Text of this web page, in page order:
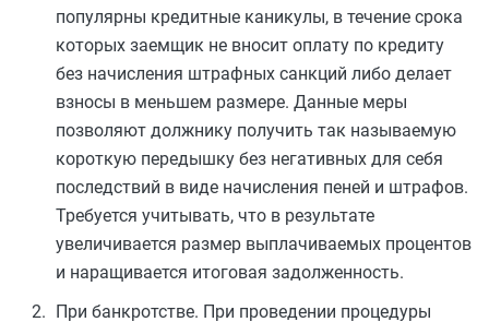
популярны кредитные каникулы, в течение срока
которых заемщик не вносит оплату по кредиту
без начисления штрафных санкций либо делает
взносы в меньшем размере. Данные меры
позволяют должнику получить так называемую
короткую передышку без негативных для себя
последствий в виде начисления пеней и штрафов.
Требуется учитывать, что в результате
увеличивается размер выплачиваемых процентов
и наращивается итоговая задолженность.
При банкротстве. При проведении процедуры